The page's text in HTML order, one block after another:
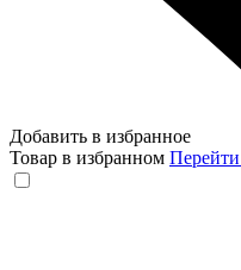
Добавить в избранное
Товар в избранном